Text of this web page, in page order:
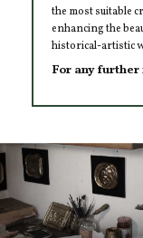
the most suitable
enhancing the
historical-artistic
For any